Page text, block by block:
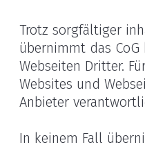
Trotz sorgfältiger
übernimmt das
Webseiten Dritter.
Websites und
Anbieter
In keinem Fall